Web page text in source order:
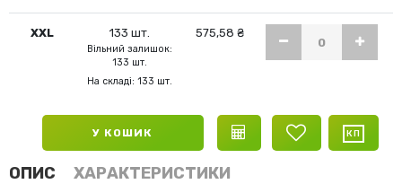
XXL 133 шт.
Вільний залишок:
133 шт.
На складі: 133 шт.
575,58 ₴
У КОШИК
ОПИС ХАРАКТЕРИСТИКИ